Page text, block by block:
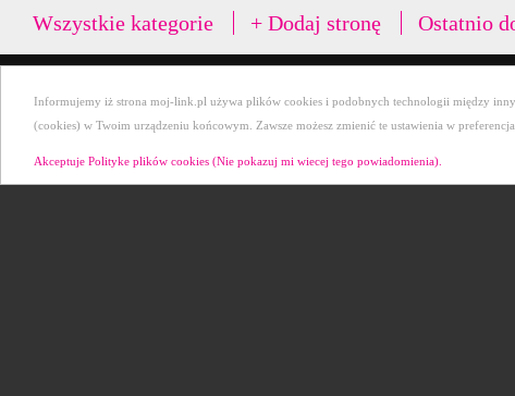
Informujemy iż strona moj-link.pl używa plików cookies i podobnych technologii między
(cookies) w Twoim urządzeniu końcowym. Zawsze możesz zmienić te ustawienia w
Akceptuje Polityke plików cookies (Nie pokazuj mi wiecej tego powiadomienia).
Wszystkie kategorie + Dodaj stronę Ostatnio